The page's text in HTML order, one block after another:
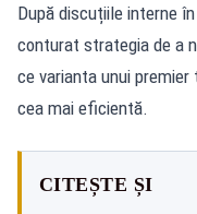
După discuțiile interne
conturat strategia de a
ce varianta unui
cea mai eficientă.
CITEȘTE ȘI